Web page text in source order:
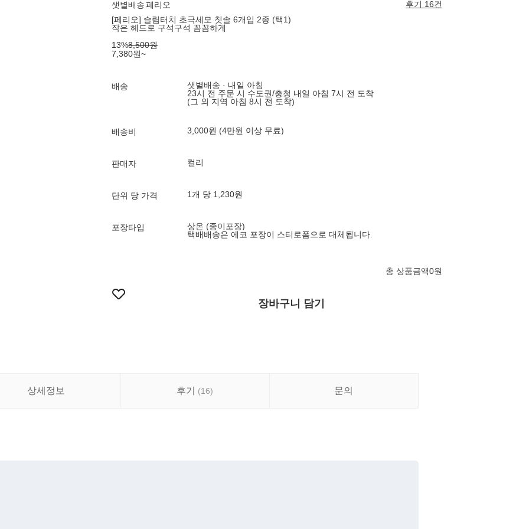
샛별배송페리오
후기 16건
[페리오] 슬림터치 초극세모 칫솔 6개입 2종 (택1)
작은 헤드로 구석구석 꼼꼼하게
13%8,500원
7,380원~
배송
샛별배송 · 내일 아침
23시 전 주문 시 수도권/충청 내일 아침 7시 전 도착
(그 외 지역 아침 8시 전 도착)
배송비 3,000원 (4만원 이상 무료)
판매자 컬리
단위 당 가격 1개 당 1,230원
포장타입
상온 (종이포장)
택배배송은 에코 포장이 스티로폼으로 대체됩니다.
총 상품금액0원
장바구니 담기
상세정보 후기 (16) 문의